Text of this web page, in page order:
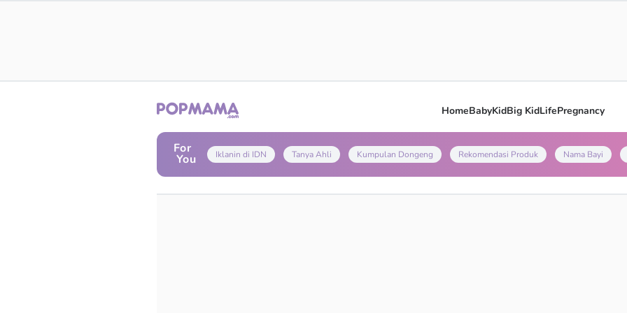
HomeBabyKidBig KidLifePregnancy
For
You Iklanin di IDN Tanya Ahli Kumpulan Dongeng Rekomendasi Produk Nama Bayi